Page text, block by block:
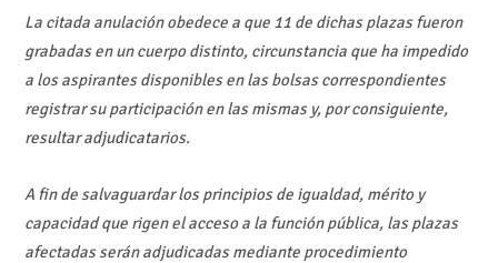
La citada anulación obedece a que 11 de dichas plazas fueron
grabadas en un cuerpo distinto, circunstancia que ha impedido
a los aspirantes disponibles en las bolsas correspondientes
registrar su participación en las mismas y, por consiguiente,
resultar adjudicatarios.
A fin de salvaguardar los principios de igualdad, mérito y
capacidad que rigen el acceso a la función pública, las plazas
afectadas serán adjudicadas mediante procedimiento